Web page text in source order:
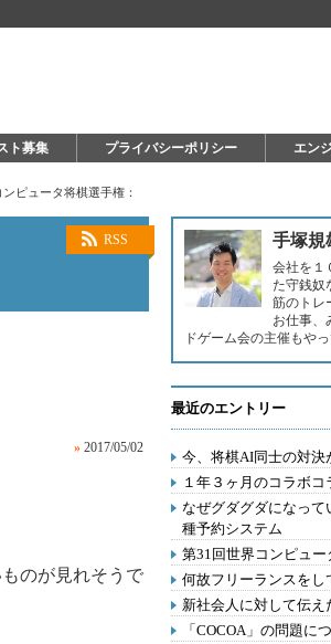
ト募集 プライバシーポリシー エン
ピュータ将棋選手権：
RSS
» 2017/05/02
のが見れそうで
手塚規
会社を１
た守銭奴
筋のトレ
お仕事、
ドゲーム会の主催もやっ
最近のエントリー
今、将棋AI同士の対決
１年３ヶ月のコラボコ
なぜグダグダになっ
種予約システム
第31回世界コンピュ
何故フリーランスをし
新社会人に対して伝え
「COCOA」の問題に